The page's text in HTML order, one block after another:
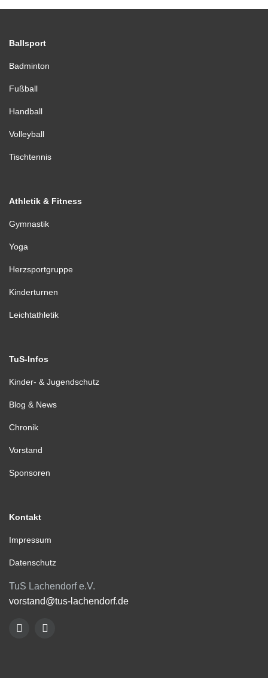
Ballsport
Badminton
Fußball
Handball
Volleyball
Tischtennis
Athletik & Fitness
Gymnastik
Yoga
Herzsportgruppe
Kinderturnen
Leichtathletik
TuS-Infos
Kinder- & Jugendschutz
Blog & News
Chronik
Vorstand
Sponsoren
Kontakt
Impressum
Datenschutz
TuS Lachendorf e.V.
vorstand@tus-lachendorf.de